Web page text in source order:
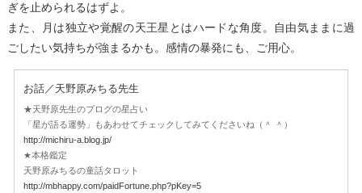
ぎを止められるはずよ。
また、月は独立や覚醒の天王星とはハードな角度。自由気ままに過
ごしたい気持ちが強まるかも。感情の暴発にも、ご用心。
お話／天野原みちる先生
★天野原先生のブログの星占い
「星が語る運勢」もあわせてチェックしてみてくださいね（＾ ＾）
http://michiru-a.blog.jp/
★本格鑑定
天野原みちるの童話タロット
http://mbhappy.com/paidFortune.php?pKey=5